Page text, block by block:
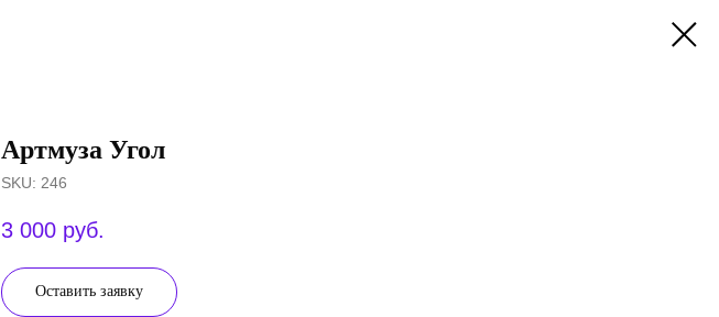
Артмуза Угол
SKU: 246
3 000 руб.
Оставить заявку